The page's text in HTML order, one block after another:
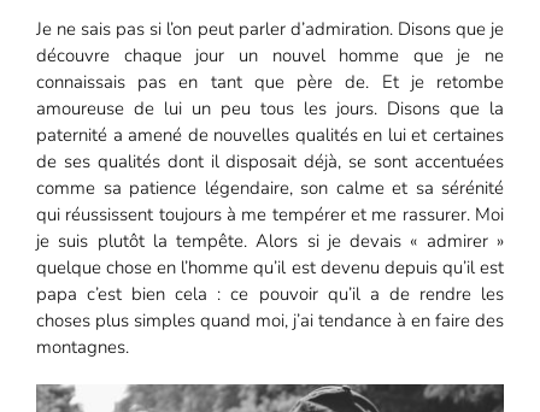
Je ne sais pas si l’on peut parler d’admiration. Disons que je
découvre chaque jour un nouvel homme que je ne
connaissais pas en tant que père de. Et je retombe
amoureuse de lui un peu tous les jours. Disons que la
paternité a amené de nouvelles qualités en lui et certaines
de ses qualités dont il disposait déjà, se sont accentuées
comme sa patience légendaire, son calme et sa sérénité
qui réussissent toujours à me tempérer et me rassurer. Moi
je suis plutôt la tempête. Alors si je devais « admirer »
quelque chose en l’homme qu’il est devenu depuis qu’il est
papa c’est bien cela : ce pouvoir qu’il a de rendre les
choses plus simples quand moi, j’ai tendance à en faire des
montagnes.